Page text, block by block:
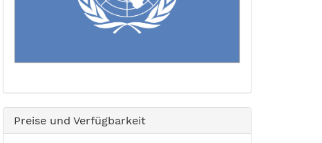
Preise und Verfügbarkeit